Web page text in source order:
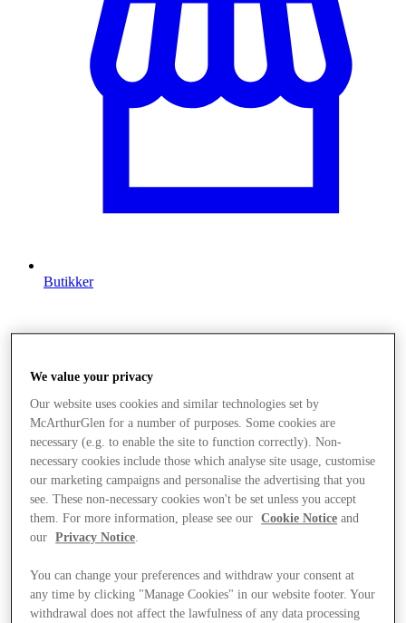
Butikker
We value your privacy
Our website uses cookies and similar technologies set by
McArthurGlen for a number of purposes. Some cookies are
necessary (e.g. to enable the site to function correctly). Non-
necessary cookies include those which analyse site usage, customise
our marketing campaigns and personalise the advertising that you
see. These non-necessary cookies won't be set unless you accept
them. For more information, please see our
Cookie Notice and
our
Privacy Notice
You can change your preferences and withdraw your consent at
any time by clicking "Manage Cookies" in our website footer. Your
withdrawal does not affect the lawfulness of any data processing